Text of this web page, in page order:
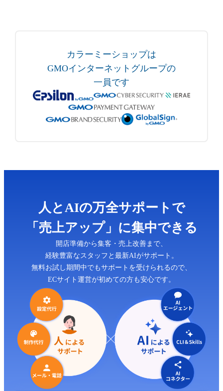
カラーミーショップは
GMOインターネットグループの
一員です
人とAIの万全サポートで
「売上アップ」に集中できる
開店準備から集客・売上改善まで、
経験豊富なスタッフと最新AIがサポート。
無料お試し期間中でもサポートを受けられるので、
ECサイト運営が初めての方も安心です。